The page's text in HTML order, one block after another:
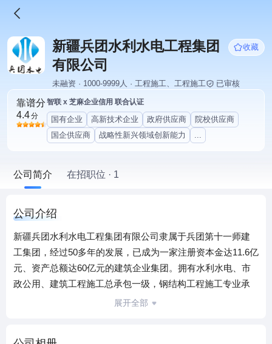
新疆兵团水利水电工程集团
有限公司
收藏
未融资 · 1000-9999人 · 工程施工、工程施工 已审核
靠谱分
4.4分
智联 x 芝麻企业信用 联合认证
国有企业 高新技术企业 政府供应商
院校供应商
国企供应商
战略性新兴领域创新能力 ...
公司简介 在招职位 · 1
公司介绍
新疆兵团水利水电工程集团有限公司隶属于兵团第十一师建
工集团，经过50多年的发展，已成为一家注册资本金达11.6亿
元、资产总额达60亿元的建筑企业集团。拥有水利水电、市
政公用、建筑工程施工总承包一级，钢结构工程施工专业承
包一级，公路、铁路工程施工总承包二级，起重设备安装及
展开全部